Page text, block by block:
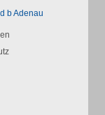
b Adenau